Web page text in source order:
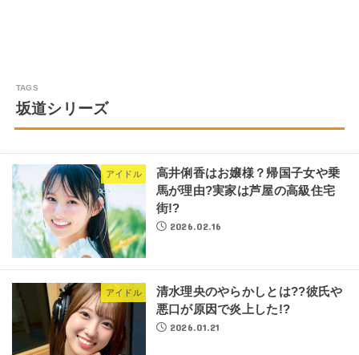
坂道シリーズ
アイドル
高井俐香はお嬢様？帰国子女や乗
馬が理由?実家は芦屋の高級住宅
街!?
2026.02.16
アイドル
清水理央のやらかしとは??彼氏や
悪口が原因で炎上した!?
2026.01.21